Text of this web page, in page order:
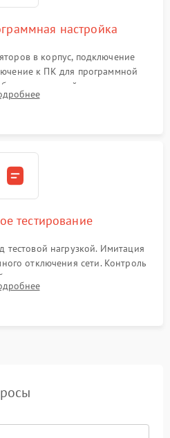
настройка
в корпус, подключение
к ПК для программной
настройки порогов
счетчиков старения АКБ.
тестирование
нагрузкой. Имитация
отключения сети. Контроль
температурного режима и
выходного сигнала.